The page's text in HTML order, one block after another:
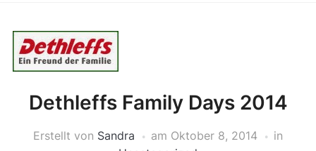
Dethleffs Family Days 2014
Erstellt von Sandra am Oktober 8, 2014
in